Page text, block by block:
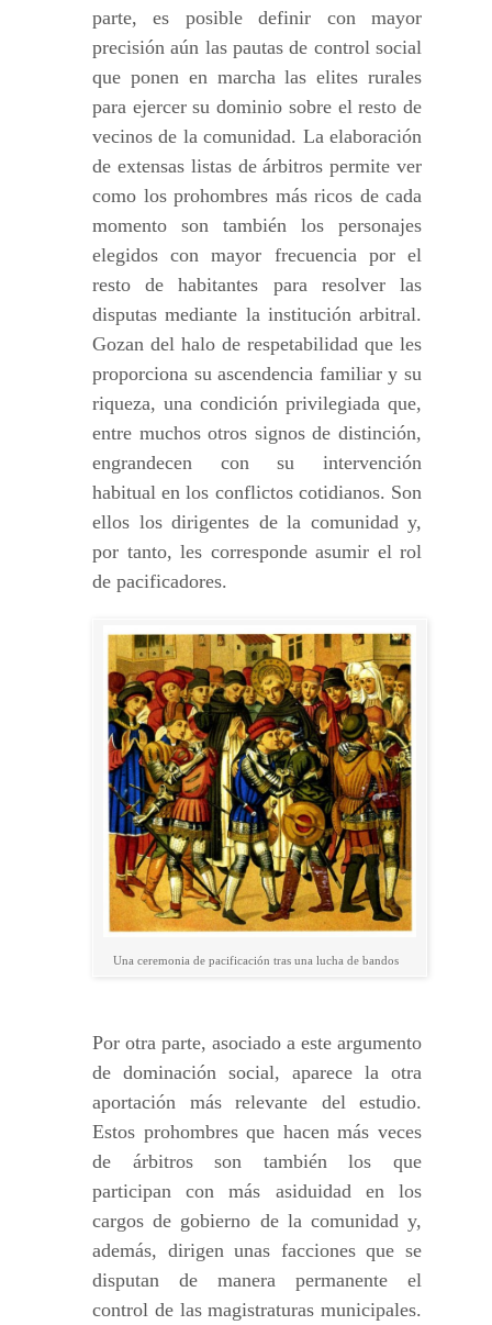
parte, es posible definir con mayor
precisión aún las pautas de control social
que ponen en marcha las elites rurales
para ejercer su dominio sobre el resto de
vecinos de la comunidad. La elaboración
de extensas listas de árbitros permite ver
como los prohombres más ricos de cada
momento son también los personajes
elegidos con mayor frecuencia por el
resto de habitantes para resolver las
disputas mediante la institución arbitral.
Gozan del halo de respetabilidad que les
proporciona su ascendencia familiar y su
riqueza, una condición privilegiada que,
entre muchos otros signos de distinción,
engrandecen con su intervención
habitual en los conflictos cotidianos. Son
ellos los dirigentes de la comunidad y,
por tanto, les corresponde asumir el rol
de pacificadores.
Una ceremonia de pacificación tras una lucha de bandos
Por otra parte, asociado a este argumento
de dominación social, aparece la otra
aportación más relevante del estudio.
Estos prohombres que hacen más veces
de árbitros son también los que
participan con más asiduidad en los
cargos de gobierno de la comunidad y,
además, dirigen unas facciones que se
disputan de manera permanente el
control de las magistraturas municipales.